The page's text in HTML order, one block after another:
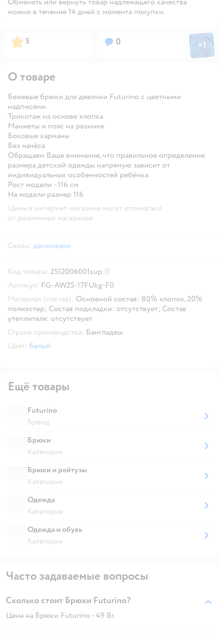
можно в течение 14 дней с момента покупки.
Рейтинг:
5 Вопросов:
0 Фото
+1
О товаре
Бежевые брюки для девочки Futurino с цветными
надписями.
Трикотаж на основе хлопка
Манжеты и пояс на резинке
Боковые карманы
Без начёса
Обращаем Ваше внимание, что правильное определение
размера детской одежды напрямую зависит от
индивидуальных особенностей ребёнка.
Рост модели - 116 см
На модели размер 116
Цены в интернет-магазине могут отличаться
от розничных магазинов.
Сезон: демисезон
Код товара: 2512006001sup
Артикул: FG-AW25-17FUkg-F0
Материал (состав): Основной состав: 80% хлопок, 20%
полиэстер; Состав подкладки: отсутствует; Состав
утеплителя: отсутствует
Страна производства: Бангладеш
Цвет: белый
Ещё товары
Futurino
Бренд
Брюки
Категория
Брюки и рейтузы
Категория
Одежда
Категория
Одежда и обувь
Категория
Часто задаваемые вопросы
Сколько стоит Брюки Futurino?
Цена на Брюки Futurino - 49 Br.